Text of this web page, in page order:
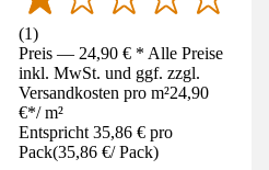
(1)
Preis — 24,90 € * Alle Preise
inkl. MwSt. und ggf. zzgl.
Versandkosten pro m²24,90
€*/ m²
Entspricht 35,86 € pro
Pack(35,86 €/ Pack)